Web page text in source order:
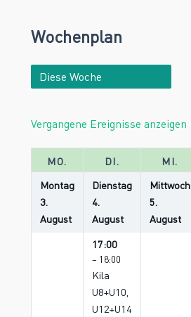
Wochenplan
Auswahl
Vergangene Ereignisse anzeigen
MO. DI. MI.
Montag
3.
August
Dienstag
4.
August
17:00
– 18:00
Kila
U8+U10,
U12+U14
Mittwoch
5.
August